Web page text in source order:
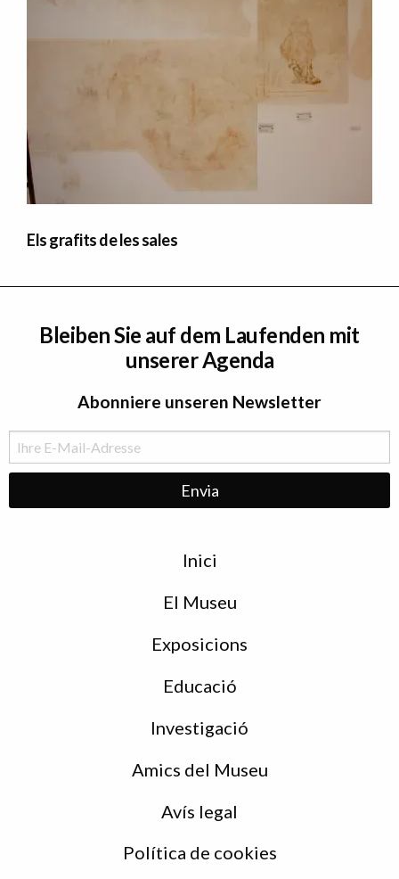
Els grafits de les sales
Bleiben Sie auf dem Laufenden mit
unserer Agenda
Abonniere unseren Newsletter
Inici
El Museu
Exposicions
Educació
Investigació
Amics del Museu
Avís legal
Política de cookies